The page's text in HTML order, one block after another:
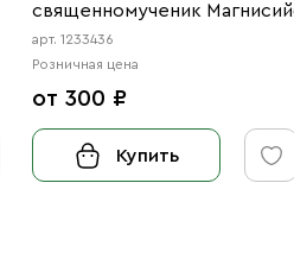
священномученик
Мария Магдалина
(АРТ.03436)
арт. 1233436
Розничная цена
от 300 ₽
Купить